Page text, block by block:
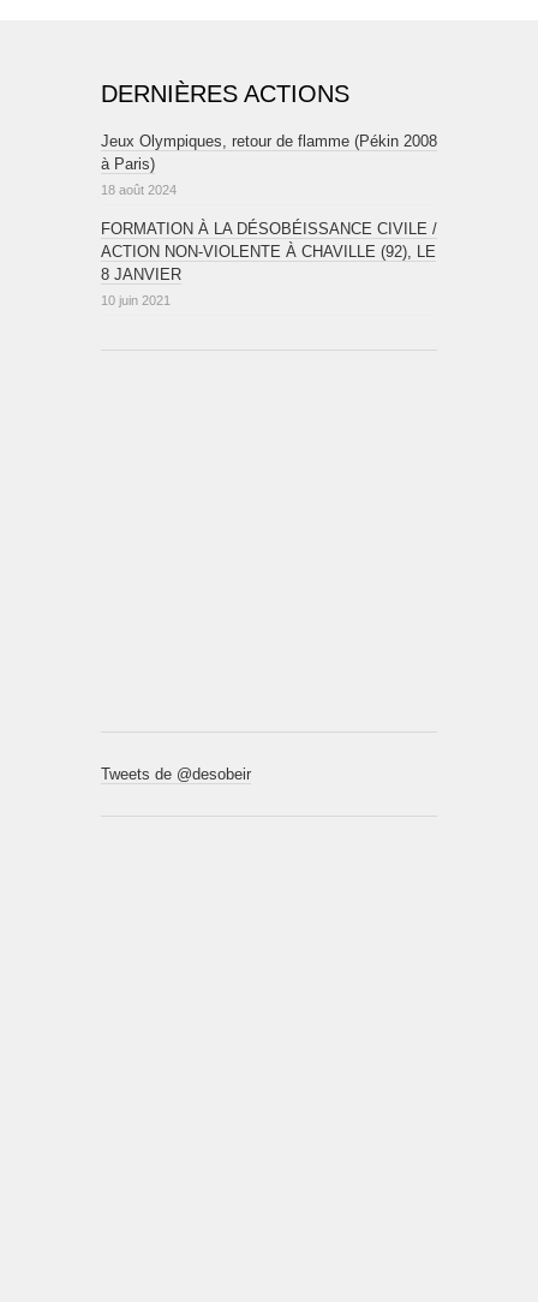
DERNIÈRES ACTIONS
Jeux Olympiques, retour de flamme (Pékin 2008
à Paris)
18 août 2024
FORMATION À LA DÉSOBÉISSANCE CIVILE /
ACTION NON-VIOLENTE À CHAVILLE (92), LE
8 JANVIER
10 juin 2021
Tweets de @desobeir